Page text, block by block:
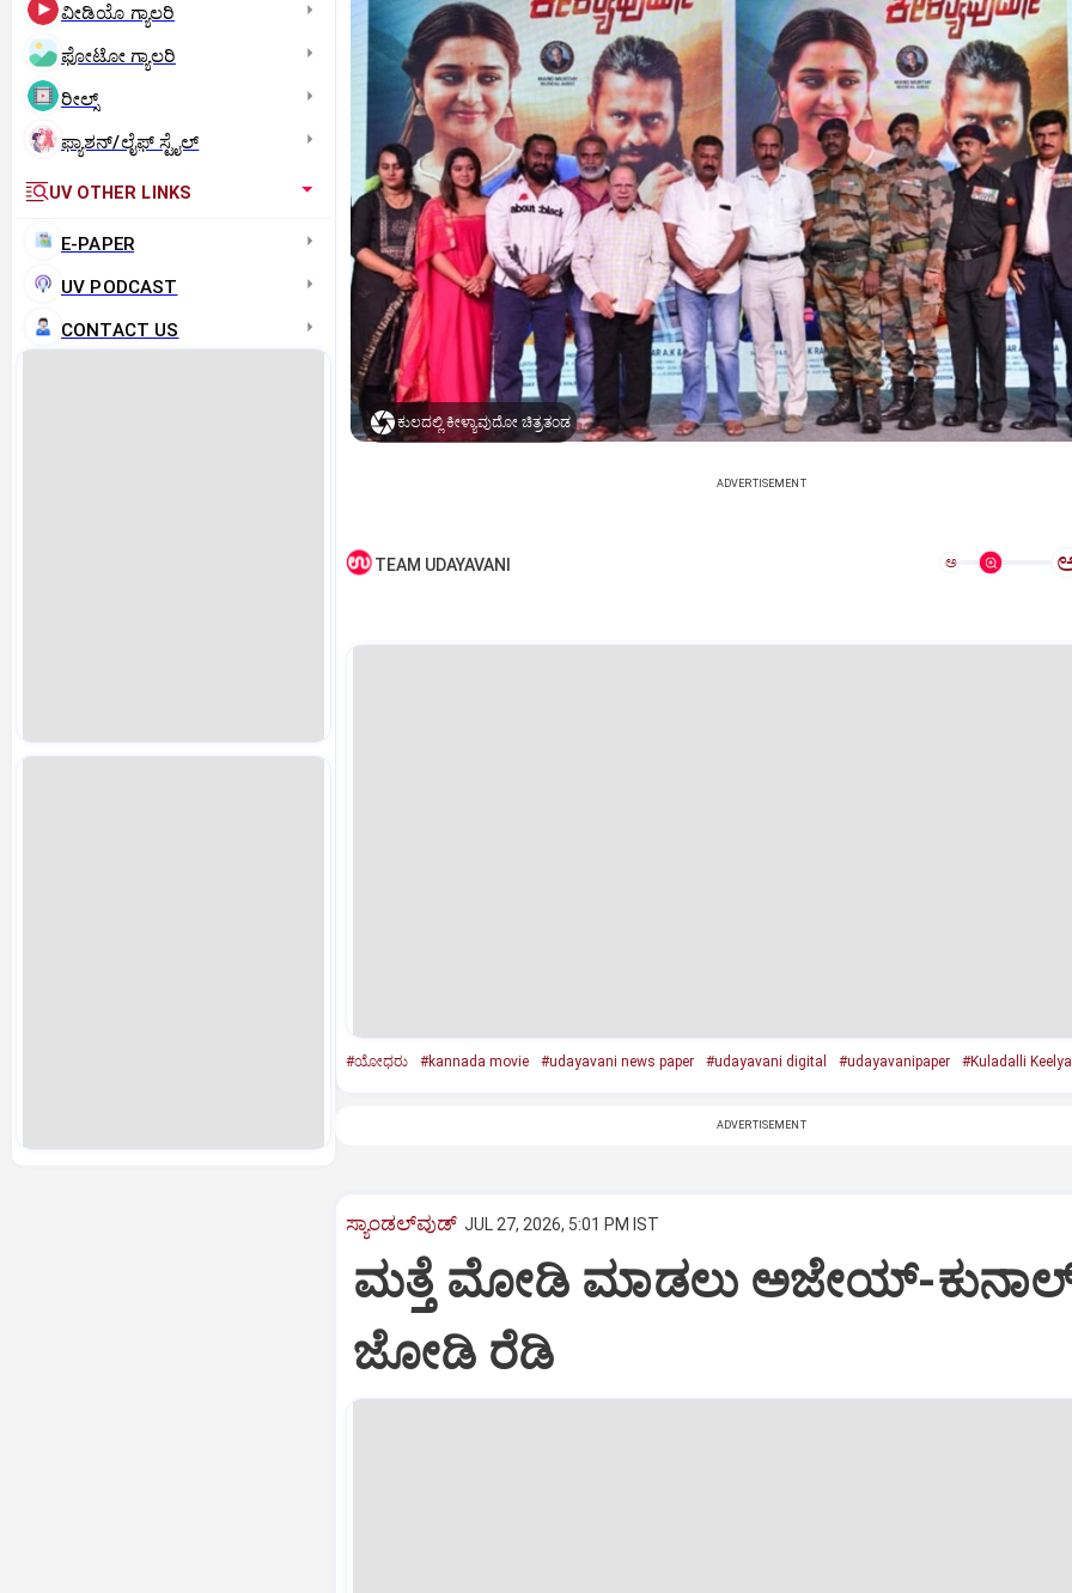
ವೀಡಿಯೊ ಗ್ಯಾಲರಿ
ಫೋಟೋ ಗ್ಯಾಲರಿ
ರೀಲ್ಸ್
ಫ್ಯಾಶನ್/ಲೈಫ್‌ ಸ್ಟೈಲ್
UV OTHER LINKS
E-PAPER
UV PODCAST
CONTACT US
ಕುಲದಲ್ಲಿ ಕೀಳ್ಯಾವುದೋ ಚಿತ್ರತಂಡ
ADVERTISEMENT
TEAM UDAYAVANI ಅ
#ಯೋಧರು #kannada movie #udayavani news paper #udayavani digital #udayavanipaper #Kuladalli
ADVERTISEMENT
ಸ್ಯಾಂಡಲ್‌ವುಡ್‌ JUL 27, 2026, 5:01 PM IST
ಮತ್ತೆ ಮೋಡಿ ಮಾಡಲು ಅಜೇಯ್-
ಜೋಡಿ ರೆಡಿ